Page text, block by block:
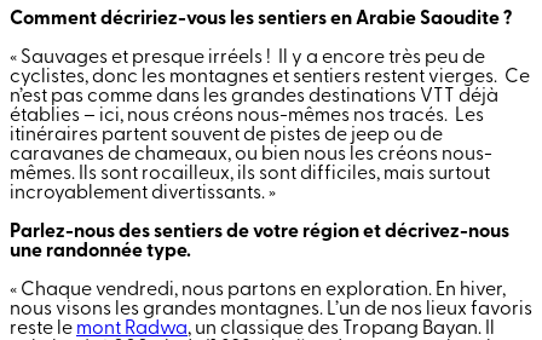
Comment décririez-vous les sentiers en Arabie Saoudite ?
« Sauvages et presque irréels ! Il y a encore très peu de
cyclistes, donc les montagnes et sentiers restent vierges. Ce
n’est pas comme dans les grandes destinations VTT déjà
établies – ici, nous créons nous-mêmes nos tracés. Les
itinéraires partent souvent de pistes de jeep ou de
caravanes de chameaux, ou bien nous les créons nous-
mêmes. Ils sont rocailleux, ils sont difficiles, mais surtout
incroyablement divertissants. »
Parlez-nous des sentiers de votre région et décrivez-nous
une randonnée type.
« Chaque vendredi, nous partons en exploration. En hiver,
nous visons les grandes montagnes. L’un de nos lieux favoris
reste le mont Radwa, un classique des Tropang Bayan. Il